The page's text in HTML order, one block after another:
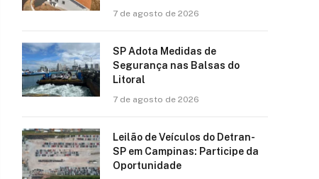
7 de agosto de 2026
SP Adota Medidas de
Segurança nas Balsas do
Litoral
7 de agosto de 2026
Leilão de Veículos do Detran-
SP em Campinas: Participe da
Oportunidade